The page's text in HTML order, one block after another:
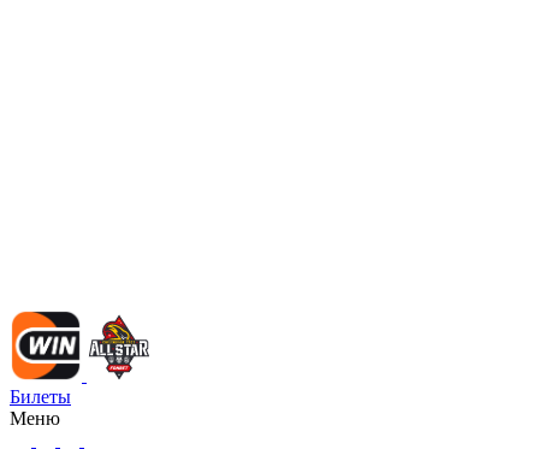
Билеты
Меню